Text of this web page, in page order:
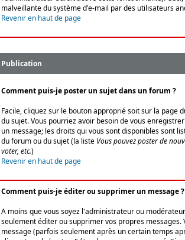
malveillante du système d'e-mail par des utilisateurs
Revenir en haut de page
Publication
Comment puis-je poster un sujet dans un forum ?
Facile, cliquez sur le bouton approprié soit sur la page
du sujet. Vous pourriez avoir besoin de vous
un message; les droits qui vous sont disponibles sont
du forum ou du sujet (la liste Vous pouvez poster de
voter, etc.)
Revenir en haut de page
Comment puis-je éditer ou supprimer un message ?
A moins que vous soyez l'administrateur ou
seulement éditer ou supprimer vos propres messages.
message (parfois seulement après un certain temps